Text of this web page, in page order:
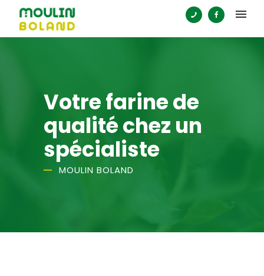
Votrefarinede
qualité chez un
spécialiste
MOULIN BOLAND